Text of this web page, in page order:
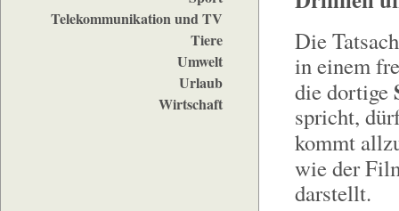
Telekommunikation und TV
Tiere
Umwelt
Urlaub
Wirtschaft
Die
in einem
die dortige
spricht,
kommt
wie der
darstellt.